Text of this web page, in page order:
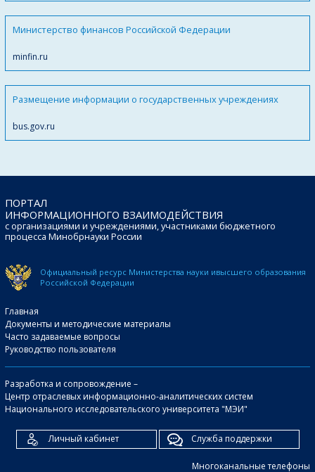
Министерство финансов Российской Федерации
minfin.ru
Размещение информации о государственных учреждениях
bus.gov.ru
ПОРТАЛ
ИНФОРМАЦИОННОГО ВЗАИМОДЕЙСТВИЯ
с организациями и учреждениями, участниками бюджетного
процесса Минобрнауки России
Официальный ресурс Министерства науки ивысшего образования
Российской Федерации
Главная
Документы и методические материалы
Часто задаваемые вопросы
Руководство пользователя
Разработка и сопровождение –
Центр отраслевых информационно-аналитических систем
Национального исследовательского университета "МЭИ"
Личный кабинет Служба поддержки
Многоканальные телефоны